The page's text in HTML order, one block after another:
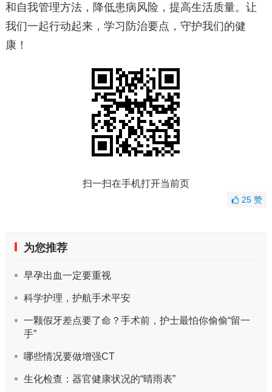
和自我管理方法，降低患病风险，提高生活质量。让
我们一起行动起来，学习防治要点，守护我们的健
康！
扫一扫在手机打开当前页
25赞
为您推荐
早孕出血一定要重视
科学护理，护航手术平安
一颗假牙差点要了命？手术前，护士最怕你偷偷“留一
手”
哪些情况要做增强CT
生化检查：器官健康状况的“晴雨表”